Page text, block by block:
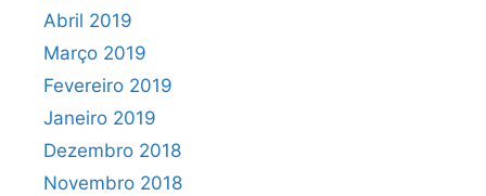
Abril 2019
Março 2019
Fevereiro 2019
Janeiro 2019
Dezembro 2018
Novembro 2018